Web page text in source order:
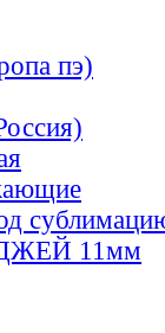
пэ)
11мм